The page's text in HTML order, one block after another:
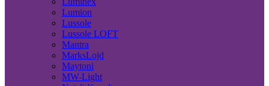
Lumion
Lussole
Lussole LOFT
Mantra
MarksLojd
Maytoni
MW-Light